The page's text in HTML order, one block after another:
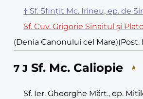
† Sf. Sfințit Mc. Irineu, ep. de
Sf. Cuv. Grigorie Sinaitul și
(Denia Canonului cel Mare)(Post.
7 J Sf. Mc. Caliopie
Sf. Ier. Gheorghe Mărt., ep.